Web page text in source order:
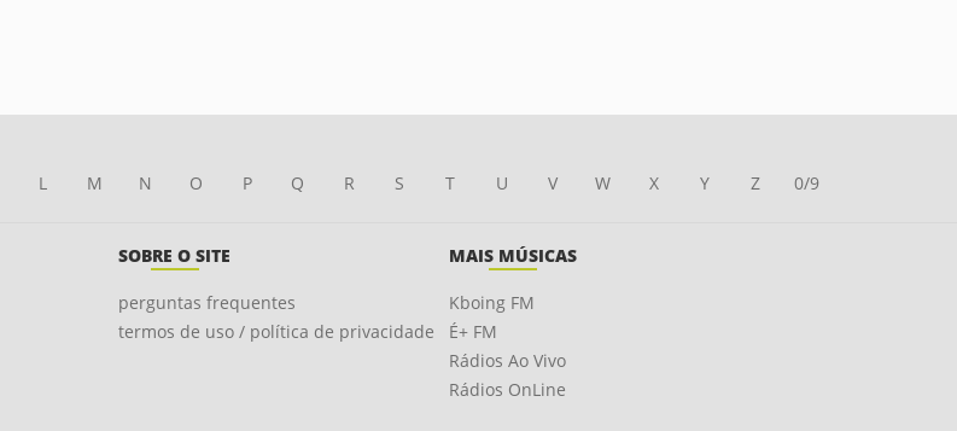
L M N O P Q R S T U V W X Y Z 0/9
SOBRE O SITE
perguntas frequentes
termos de uso / política de privacidade
MAIS MÚSICAS
Kboing FM
É+ FM
Rádios Ao Vivo
Rádios OnLine